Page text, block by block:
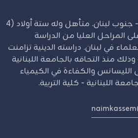
مواليد 1953 كفر فيلا - جنوب لبنان. متأهل وله ستة أولاد (4
على المراحل العليا من الدراسة
في لبنان. دراسته الدينية تزامنت
منذ التحاقه بالجامعة اللبنانية
على الليسانس والكفاءة في الكيمياء
اللبنانية - كلية التربية.